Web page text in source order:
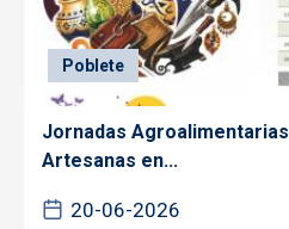
Poblete
Jornadas
Artesanas en...
20-06-2026